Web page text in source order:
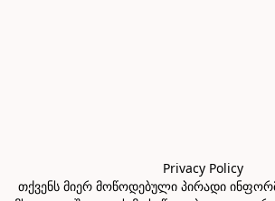
Privacy Policy
თქვენს მიერ მოწოდებული პირადი